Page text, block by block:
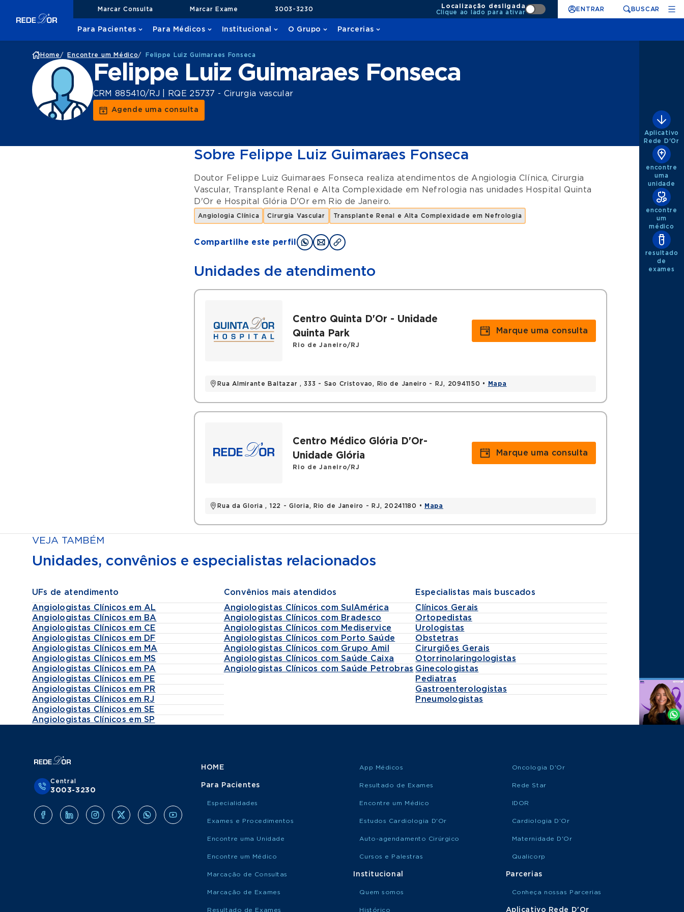
Marcar Consulta Marcar Exame 3003-3230
Localização desligada
Clique ao lado para ativar
ENTRAR BUSCAR
Para Pacientes Para Médicos Institucional O Grupo Parcerias
Home / Encontre um Médico/ Felippe Luiz Guimaraes Fonseca
Felippe Luiz Guimaraes Fonseca
CRM 885410/RJ | RQE 25737 - Cirurgia vascular
Agende uma consulta
Sobre Felippe Luiz Guimaraes Fonseca
Doutor Felippe Luiz Guimaraes Fonseca realiza atendimentos de Angiologia Clínica, Cirurgia
Vascular, Transplante Renal e Alta Complexidade em Nefrologia nas unidades Hospital Quinta
D'Or e Hospital Glória D'Or em Rio de Janeiro.
Angiologia Clínica Cirurgia Vascular Transplante Renal e Alta Complexidade em Nefrologia
Compartilhe este perfil
Unidades de atendimento
Centro Quinta D'Or - Unidade
Quinta Park
Rio de Janeiro/RJ
Rua Almirante Baltazar , 333 - Sao Cristovao, Rio de Janeiro - RJ, 20941150 • Mapa
Marque uma consulta
Centro Médico Glória D'Or-
Unidade Glória
Rio de Janeiro/RJ
Rua da Gloria , 122 - Gloria, Rio de Janeiro - RJ, 20241180 • Mapa
Marque uma consulta
VEJA TAMBÉM
Unidades, convênios e especialistas relacionados
UFs de atendimento
Angiologistas Clínicos em AL
Angiologistas Clínicos em BA
Angiologistas Clínicos em CE
Angiologistas Clínicos em DF
Angiologistas Clínicos em MA
Angiologistas Clínicos em MS
Angiologistas Clínicos em PA
Angiologistas Clínicos em PE
Angiologistas Clínicos em PR
Angiologistas Clínicos em RJ
Angiologistas Clínicos em SE
Angiologistas Clínicos em SP
Convênios mais atendidos
Angiologistas Clínicos com SulAmérica
Angiologistas Clínicos com Bradesco
Angiologistas Clínicos com Mediservice
Angiologistas Clínicos com Porto Saúde
Angiologistas Clínicos com Grupo Amil
Angiologistas Clínicos com Saúde Caixa
Angiologistas Clínicos com Saúde Petrobras
Especialistas mais buscados
Clínicos Gerais
Ortopedistas
Urologistas
Obstetras
Cirurgiões Gerais
Otorrinolaringologistas
Ginecologistas
Pediatras
Gastroenterologistas
Pneumologistas
Aplicativo
Rede D'Or
encontre
uma
unidade
encontre
um
médico
resultado
de
exames
Agende
Whatsapp
Central
3003-3230
HOME
Para Pacientes
Especialidades
Exames e Procedimentos
Encontre uma Unidade
Encontre um Médico
Marcação de Consultas
Marcação de Exames
Resultado de Exames
App Médicos
Resultado de Exames
Encontre um Médico
Estudos Cardiologia D'Or
Auto-agendamento Cirúrgico
Cursos e Palestras
Institucional
Quem somos
Histórico
Oncologia D'Or
Rede Star
IDOR
Cardiologia D’Or
Maternidade D'Or
Qualicorp
Parcerias
Conheça nossas Parcerias
Aplicativo Rede D'Or